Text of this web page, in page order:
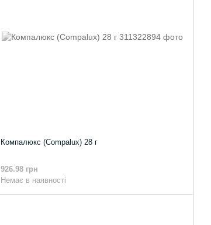
Компалюкс (Compalux) 28 г
926.98 грн
Немає в наявності